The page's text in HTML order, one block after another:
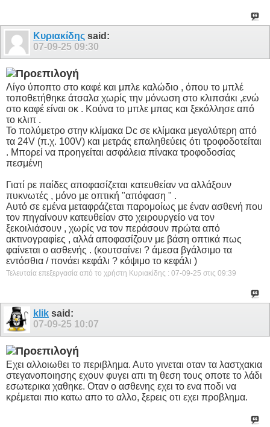
Κυριακίδης said:
07-09-25 09:30
Λίγο ύποπτο στο καφέ και μπλε καλώδιο , όπου το μπλέ
τοποθετήθηκε άτσαλα χωρίς την μόνωση στο κλιπσάκι ,ενώ
στο καφέ είναι οκ . Κούνα το μπλε μπας και ξεκόλλησε από
το κλιπ .
Το πολύμετρο στην κλίμακα Dc σε κλίμακα μεγαλύτερη από
τα 24V (π.χ. 100V) και μετράς επαληθεύεις ότι τροφοδοτείται
. Μπορεί να προηγείται ασφάλεια πίνακα τροφοδοσίας
πεσμένη
Γιατί ρε παίδες αποφασίζεται κατευθείαν να αλλάξουν
πυκνωτές , μόνο με οπτική "απόφαση " .
Αυτό σε εμένα μεταφράζεται παρομοίως με έναν ασθενή που
τον πηγαίνουν κατευθείαν στο χειρουργείο να τον
ξεκοιλιάσουν , χωρίς να τον περάσουν πρώτα από
ακτινογραφίες , αλλά αποφασίζουν με βάση οπτικά πως
φαίνεται ο ασθενής . (κουτσαίνει ? άμεσα βγάλσιμο τα
εντόσθια / πονάει κεφάλι ? κόψιμο το κεφάλι )
Τελευταία επεξεργασία από το χρήστη Κυριακίδης : 07-09-25 στις 09:39
klik said:
07-09-25 10:07
Εχει αλλοιωθει το περιβλημα. Αυτο γινεται οταν τα λαστχακια
στεγανοποιησης εχουν φυγει απι τη θεση τους οποτε το λάδι
εσωτερικα χαθηκε. Οταν ο ασθενης εχει το ενα ποδι να
κρέμεται πιο κατω απο το αλλο, ξερεις οτι εχει προβλημα.